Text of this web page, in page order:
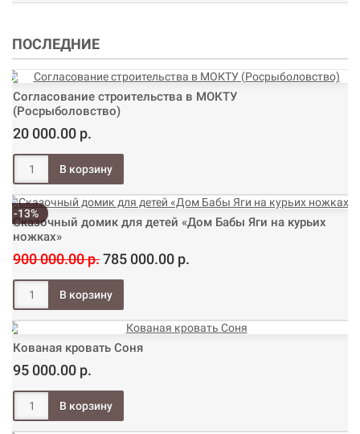
ПОСЛЕДНИЕ
Согласование строительства в МОКТУ
(Росрыболовство)
20 000.00 р.
-13%
Сказочный домик для детей «Дом Бабы Яги на курьих
ножках»
900 000.00 р.785 000.00 р.
Кованая кровать Соня
95 000.00 р.